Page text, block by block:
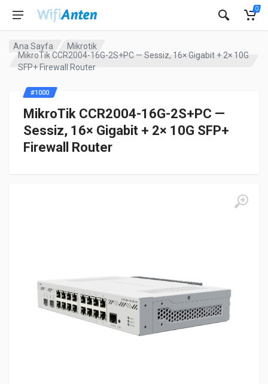
0
Ana Sayfa
Mikrotik
MikroTik CCR2004-16G-2S+PC — Sessiz, 16× Gigabit + 2× 10G
SFP+ Firewall Router
MikroTik CCR2004-16G-2S+PC —
Sessiz, 16× Gigabit + 2× 10G SFP+
Firewall Router
#1000